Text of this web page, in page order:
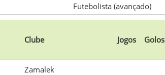
Futebolista (avançado)
Clube Jogos Golos
Zamalek